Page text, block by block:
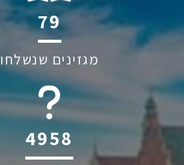
118
מגזינים שנשלחו
6045